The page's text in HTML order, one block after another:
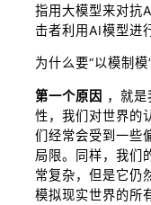
指用大模型来对抗
击者利用AI模型进
为什么要“以模制
第一个原因 ，就
性，我们对世界的
们经常会受到一些
局限。同样，我们
常复杂，但是它仍
模拟现实世界的所